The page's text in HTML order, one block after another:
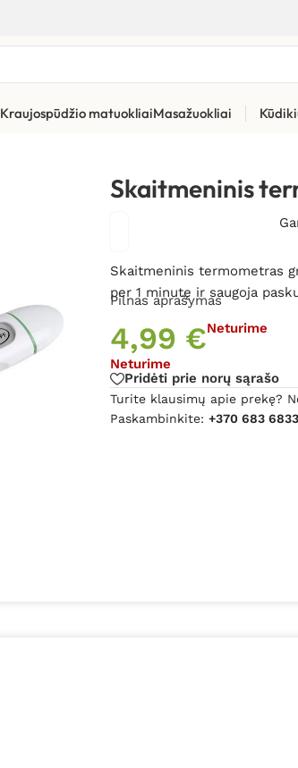
Kraujospūdžio matuokliaiMasažuokliai
Skaitmeninis
Skaitmeninis
Skaitmeninistermometras
per 1 minutę ir saugoja
Pilnas aprašymas
4,99 €Neturime
Neturime
Pridėti prie norų sąrašo
Turite klausimų apie prekę?
Paskambinkite:+370 683